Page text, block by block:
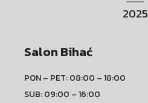
2025
Salon Bihać
PON – PET: 08:00 – 18:00
SUB: 09:00 – 16:00